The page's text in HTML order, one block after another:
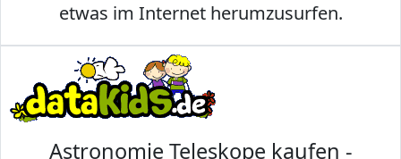
etwas im Internet herumzusurfen.
Astronomie Teleskope kaufen -